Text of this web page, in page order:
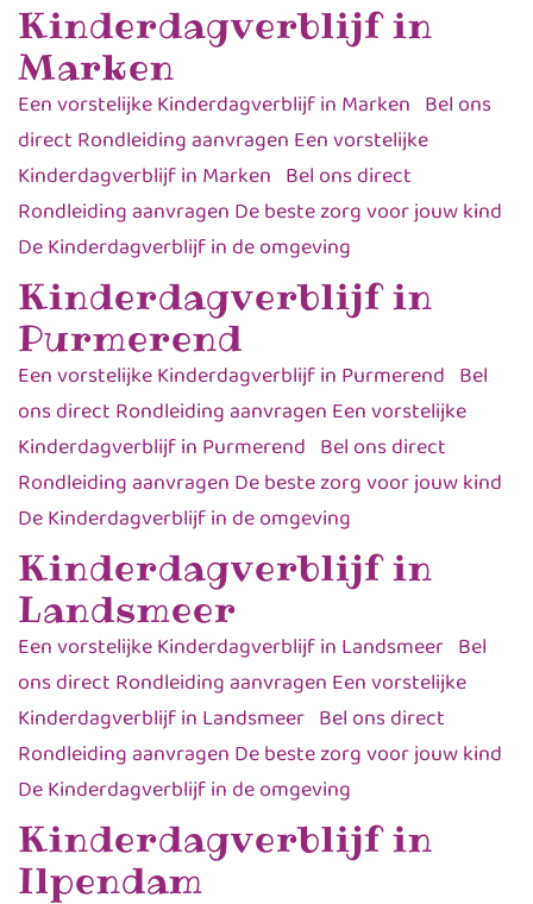
Kinderdagverblijf in
Marken
Een vorstelijke Kinderdagverblijf in Marken Bel ons
direct Rondleiding aanvragen Een vorstelijke
Kinderdagverblijf in Marken Bel ons direct
Rondleiding aanvragen De beste zorg voor jouw kind
De Kinderdagverblijf in de omgeving
Kinderdagverblijf in
Purmerend
Een vorstelijke Kinderdagverblijf in Purmerend Bel
ons direct Rondleiding aanvragen Een vorstelijke
Kinderdagverblijf in Purmerend Bel ons direct
Rondleiding aanvragen De beste zorg voor jouw kind
De Kinderdagverblijf in de omgeving
Kinderdagverblijf in
Landsmeer
Een vorstelijke Kinderdagverblijf in Landsmeer Bel
ons direct Rondleiding aanvragen Een vorstelijke
Kinderdagverblijf in Landsmeer Bel ons direct
Rondleiding aanvragen De beste zorg voor jouw kind
De Kinderdagverblijf in de omgeving
Kinderdagverblijf in
Ilpendam